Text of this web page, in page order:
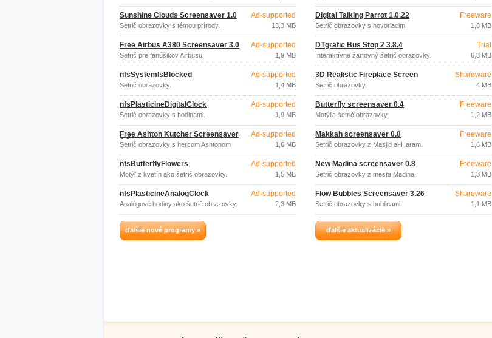
Sunshine Clouds Screensaver 1.0
Šetrič obrazovky s témou prírody.
Ad-supported
13,3 MB
Free Airbus A380 Screensaver 3.0
Šetrič pre fanúšikov Airbusu.
Ad-supported
1,9 MB
nfsSystemIsBlocked
Šetrič obrazovky.
Ad-supported
1,4 MB
nfsPlasticineDigitalClock
Šetrič obrazovky s hodinami.
Ad-supported
1,9 MB
Free Ashton Kutcher Screensaver
4.0
Šetrič obrazovky s hercom Ashtonom
Ad-supported
1,6 MB
nfsButterflyFlowers
Motýľ z kvetín ako šetrič obrazovky.
Ad-supported
1,5 MB
nfsPlasticineAnalogClock
Analógové hodiny ako šetrič obrazovky.
Ad-supported
2,3 MB
ďalšie nové programy »
Digital Talking Parrot 1.0.22
Šetrič obrazovky s hovoriacim
papagájom.
Freeware
1,8 MB
DTgrafic Bus Stop 2 3.8.4
Interaktívne žartovný šetrič obrazovky.
Trial
6,3 MB
3D Realistic Fireplace Screen
Saver 3.9.4
Šetrič obrazovky.
Shareware
4 MB
Butterfly screensaver 0.4
Motýlia šetrič obrazovky.
Freeware
1,2 MB
Makkah screensaver 0.8
Šetrič obrazovky z Masjid al-Haram.
Freeware
1,6 MB
New Madina screensaver 0.8
Šetrič obrazovky z mesta Madina.
Freeware
1,3 MB
Flow Bubbles Screensaver 3.26
Šetrič obrazovky s bublinami.
Shareware
1,1 MB
ďalšie aktualizácie »